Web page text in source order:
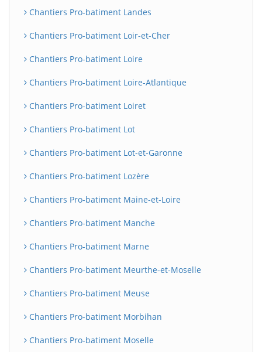
Chantiers Pro-batiment Landes
Chantiers Pro-batiment Loir-et-Cher
Chantiers Pro-batiment Loire
Chantiers Pro-batiment Loire-Atlantique
Chantiers Pro-batiment Loiret
Chantiers Pro-batiment Lot
Chantiers Pro-batiment Lot-et-Garonne
Chantiers Pro-batiment Lozère
Chantiers Pro-batiment Maine-et-Loire
Chantiers Pro-batiment Manche
Chantiers Pro-batiment Marne
Chantiers Pro-batiment Meurthe-et-Moselle
Chantiers Pro-batiment Meuse
Chantiers Pro-batiment Morbihan
Chantiers Pro-batiment Moselle